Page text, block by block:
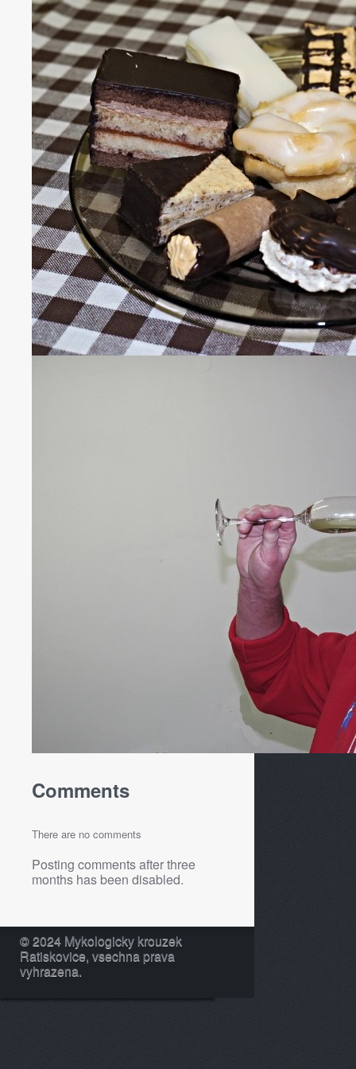
Comments
There are no comments
Posting comments after three
months has been disabled.
© 2024 Mykologicky krouzek
Ratiskovice, vsechna prava
vyhrazena.